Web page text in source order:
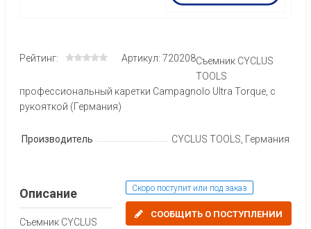
Рейтинг: Артикул: 720208Съемник CYCLUS
TOOLS
профессиональный каретки Campagnolo Ultra Torque, с
рукояткой (Германия)
Производитель CYCLUS TOOLS, Германия
Скоро поступит или под заказ
СООБЩИТЬ О ПОСТУПЛЕНИИ
Описание
Съемник CYCLUS